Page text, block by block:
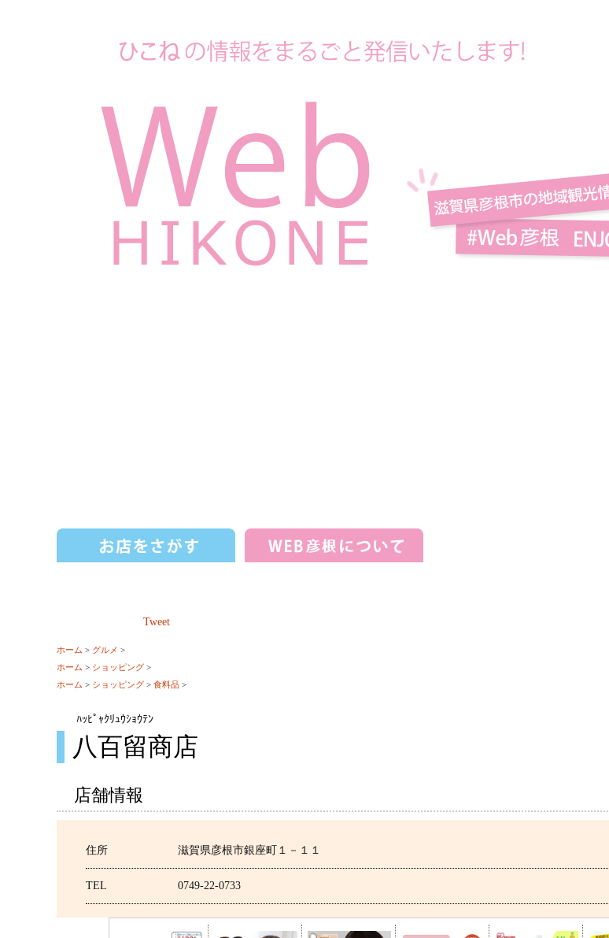
Tweet
ホーム > グルメ >
ホーム > ショッピング >
ホーム > ショッピング > 食料品 >
ﾊｯﾋﾟｬｸﾘｭｳｼｮｳﾃﾝ
八百留商店
店舗情報
住所 滋賀県彦根市銀座町１－１１
TEL 0749-22-0733